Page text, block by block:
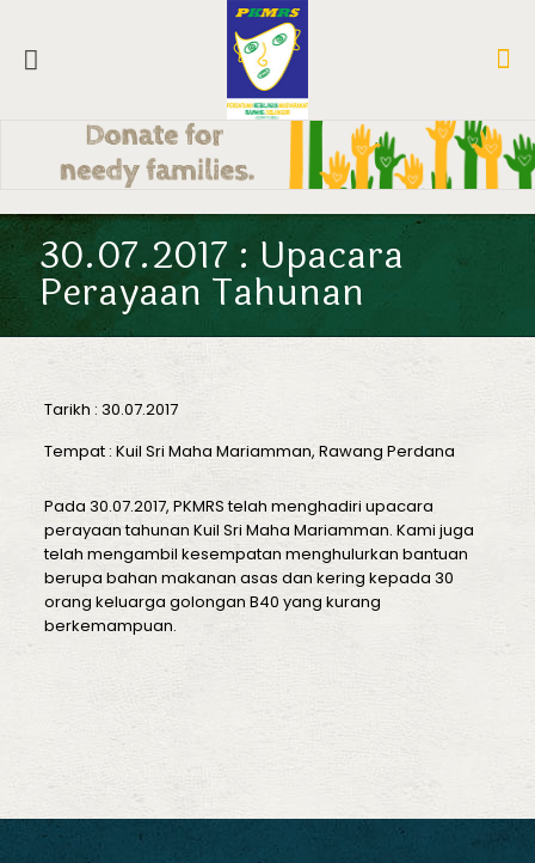
30.07.2017 : Upacara
Perayaan Tahunan
Tarikh : 30.07.2017
Tempat : Kuil Sri Maha Mariamman, Rawang Perdana
Pada 30.07.2017, PKMRS telah menghadiri upacara
perayaan tahunan Kuil Sri Maha Mariamman. Kami juga
telah mengambil kesempatan menghulurkan bantuan
berupa bahan makanan asas dan kering kepada 30
orang keluarga golongan B40 yang kurang
berkemampuan.